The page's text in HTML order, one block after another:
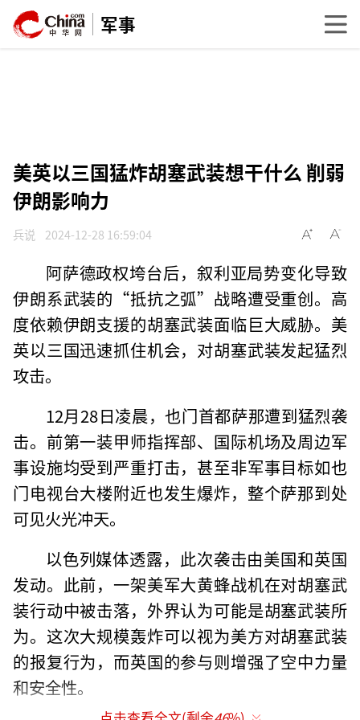
军事
美英以三国猛炸胡塞武装想干什么 削弱
伊朗影响力
兵说 2024-12-28 16:59:04
阿萨德政权垮台后，叙利亚局势变化导致
伊朗系武装的“抵抗之弧”战略遭受重创。高
度依赖伊朗支援的胡塞武装面临巨大威胁。美
英以三国迅速抓住机会，对胡塞武装发起猛烈
攻击。
12月28日凌晨，也门首都萨那遭到猛烈袭
击。前第一装甲师指挥部、国际机场及周边军
事设施均受到严重打击，甚至非军事目标如也
门电视台大楼附近也发生爆炸，整个萨那到处
可见火光冲天。
以色列媒体透露，此次袭击由美国和英国
发动。此前，一架美军大黄蜂战机在对胡塞武
装行动中被击落，外界认为可能是胡塞武装所
为。这次大规模轰炸可以视为美方对胡塞武装
的报复行为，而英国的参与则增强了空中力量
和安全性。